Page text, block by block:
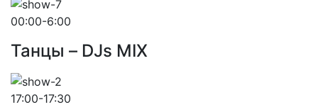
00:00-6:00
Танцы – DJs MIX
17:00-17:30